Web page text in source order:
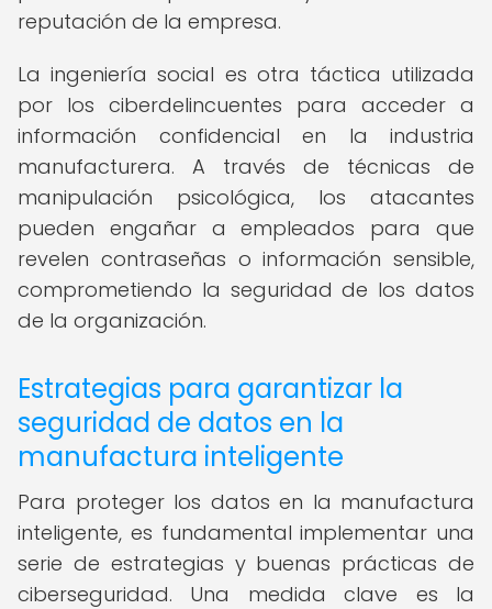
reputación de la empresa.
La ingeniería social es otra táctica utilizada
por los ciberdelincuentes para acceder a
información confidencial en la industria
manufacturera. A través de técnicas de
manipulación psicológica, los atacantes
pueden engañar a empleados para que
revelen contraseñas o información sensible,
comprometiendo la seguridad de los datos
de la organización.
Estrategias para garantizar la
seguridad de datos en la
manufactura inteligente
Para proteger los datos en la manufactura
inteligente, es fundamental implementar una
serie de estrategias y buenas prácticas de
ciberseguridad. Una medida clave es la